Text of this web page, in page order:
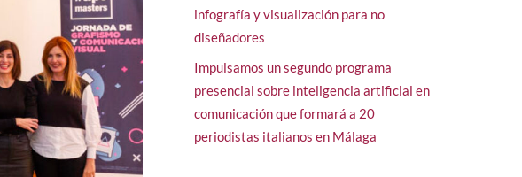
infografía y visualización para no
diseñadores
Impulsamos un segundo programa
presencial sobre inteligencia artificial en
comunicación que formará a 20
periodistas italianos en Málaga